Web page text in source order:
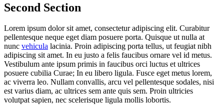
Second Section
Lorem ipsum dolor sit amet, consectetur adipiscing elit. Curabitur
pellentesque neque eget diam posuere porta. Quisque ut nulla at
nunc vehicula lacinia. Proin adipiscing porta tellus, ut feugiat nibh
adipiscing sit amet. In eu justo a felis faucibus ornare vel id metus.
Vestibulum ante ipsum primis in faucibus orci luctus et ultrices
posuere cubilia Curae; In eu libero ligula. Fusce eget metus lorem,
ac viverra leo. Nullam convallis, arcu vel pellentesque sodales, nisi
est varius diam, ac ultrices sem ante quis sem. Proin ultricies
volutpat sapien, nec scelerisque ligula mollis lobortis.